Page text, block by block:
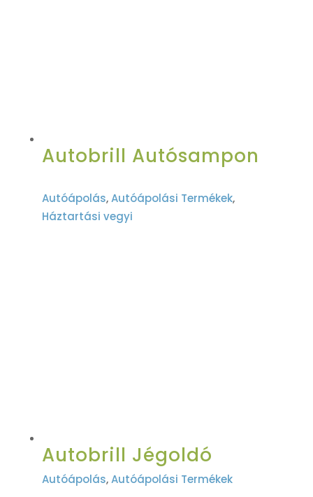
Autobrill Autósampon
Autóápolás,Autóápolási Termékek,
Háztartási vegyi
Autobrill Jégoldó
Autóápolás,Autóápolási Termékek